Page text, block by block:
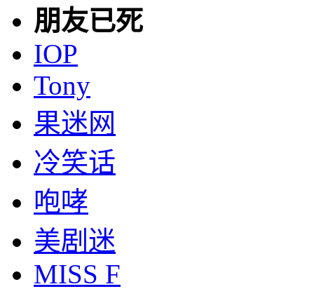
朋友已死
IOP
Tony
果迷网
冷笑话
咆哮
美剧迷
MISS F